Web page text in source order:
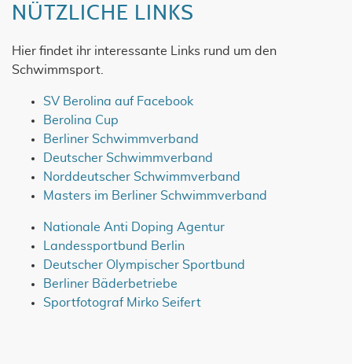
NÜTZLICHE LINKS
Hier findet ihr interessante Links rund um den
Schwimmsport.
SV Berolina auf Facebook
Berolina Cup
Berliner Schwimmverband
Deutscher Schwimmverband
Norddeutscher Schwimmverband
Masters im Berliner Schwimmverband
Nationale Anti Doping Agentur
Landessportbund Berlin
Deutscher Olympischer Sportbund
Berliner Bäderbetriebe
Sportfotograf Mirko Seifert